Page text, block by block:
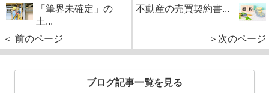
「筆界未確定」の
土...
＜ 前のページ
不動産の売買契約書...
＞次のページ
ブログ記事一覧を見る